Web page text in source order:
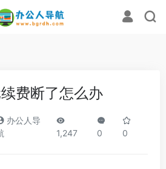
费断了怎么办
办公人导
1,247 0 0